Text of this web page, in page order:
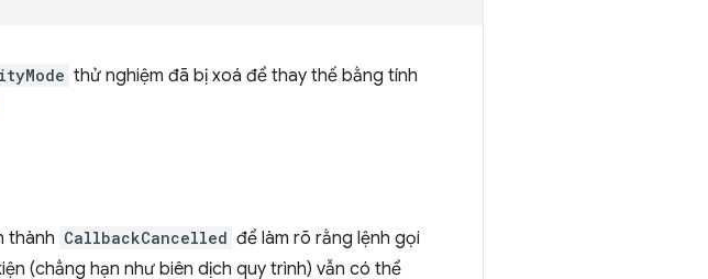
thử nghiệm đã bị xoá để thay thế bằng tính
thành CallbackCancelled để làm rõ rằng lệnh gọi
(chẳng hạn như biên dịch quy trình) vẫn có thể